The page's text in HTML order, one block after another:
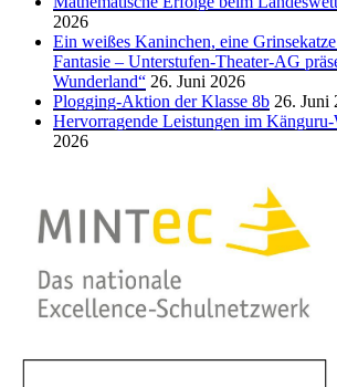
2026
Ein weißes Kaninchen, eine
Fantasie – Unterstufen-Theater-AG
Wunderland“ 26. Juni 2026
Plogging-Aktion der Klasse 8b 26. Juni
Hervorragende Leistungen im
2026